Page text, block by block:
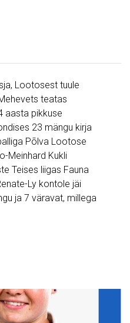
Lootosest tuule
teatas
aasta pikkuse
23 mängu kirja
Põlva Lootose
Meinhard Kukli
Teises liigas Fauna
Ly kontole jäi
ja 7 väravat, millega